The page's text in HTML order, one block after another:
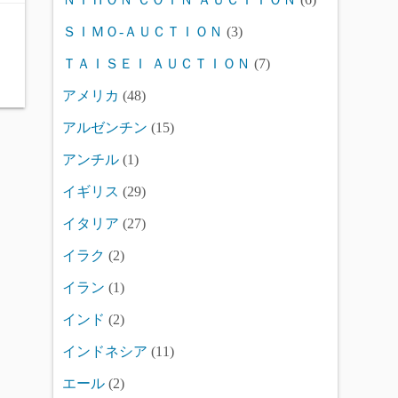
ＳＩＭＯ-ＡＵＣＴＩＯＮ (3)
ＴＡＩＳＥＩ ＡＵＣＴＩＯＮ (7)
アメリカ (48)
アルゼンチン (15)
アンチル (1)
イギリス (29)
イタリア (27)
イラク (2)
イラン (1)
インド (2)
インドネシア (11)
エール (2)